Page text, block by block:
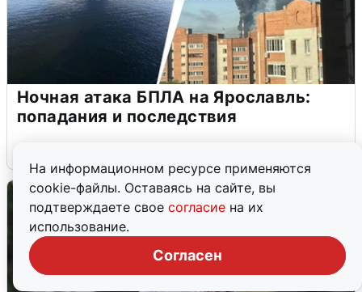
На информационном ресурсе применяются
cookie-файлы. Оставаясь на сайте, вы
подтверждаете свое согласие на их
использование.
Согласен
Ночная атака БПЛА на Ярославль:
попадания и последствия